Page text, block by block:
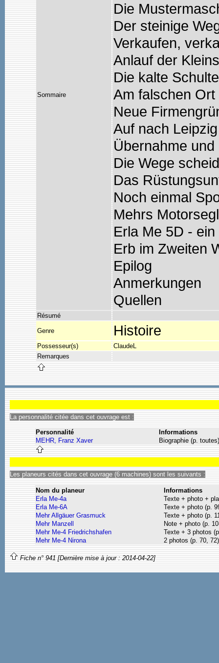
Sommaire
Die
Der steinige
Verkaufen,
Anlauf der
Die kalte
Am falschen Ort
Neue
Auf nach Leipzig
Übernahme
Die Wege
Das
Noch einmal
Mehrs
Erla Me 5D -
Erb im Zweiten
Epilog
Anmerkungen
Quellen
Résumé
Genre Histoire
Possesseur(s)
ClaudeL
Remarques
La personnalité citée dans cet ouvrage est :
Personnalité
Informations
MEHR, Franz Xaver
Biographie (p. toutes)
Les planeurs cités dans cet ouvrage (6 machines) sont les suivants :
Nom du planeur
Informations
Erla Me-4a
Texte + photo +
Erla Me-6A
Texte + photo (p.
Mehr Allgäuer Grasmuck
Texte + photo (p.
Mehr Manzell
Note + photo (p.
Mehr Me-4 Friedrichshafen
Texte + 3 photos
Mehr Me-4 Nirona
2 photos (p. 70, 72)
Fiche n° 941 [Dernière mise à jour : 2014-04-22]